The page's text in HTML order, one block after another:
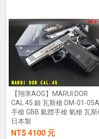
加入購物車
【翔準AOG】MARUI DOR
CAL.45 銀 瓦斯槍 DM-01-05A
手槍 GBB 氣體手槍 氣槍 瓦斯
日本製
NT$ 4100 元